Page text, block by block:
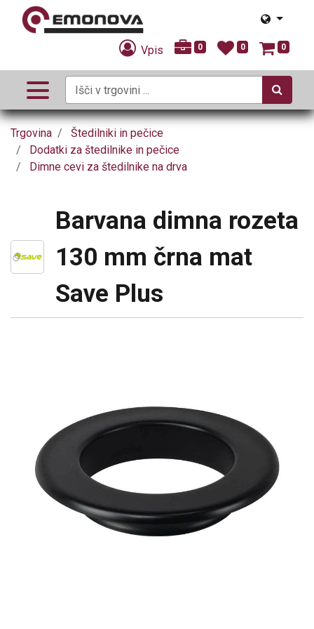
Vpis 0 0 0
Trgovina
Štedilniki in pečice
Dodatki za štedilnike in pečice
Dimne cevi za štedilnike na drva
Barvana dimna rozeta
130 mm črna mat
Save Plus